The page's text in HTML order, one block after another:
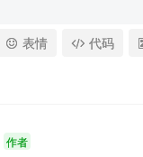
表情 代码
作者